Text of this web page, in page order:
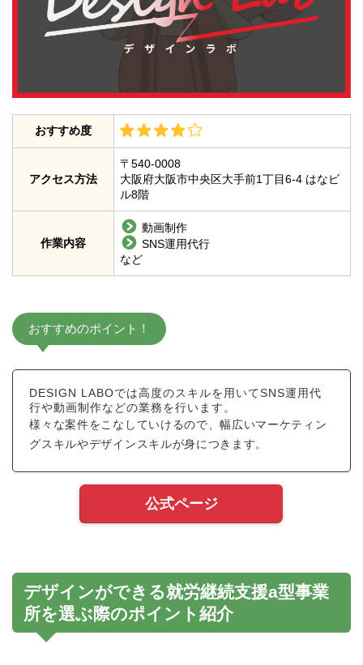
おすすめ度
アクセス方法
〒540-0008
大阪府大阪市中央区大手前1丁目6-4 はなビ
ル8階
作業内容
動画制作
SNS運用代行
など
おすすめのポイント！
DESIGN LABOでは高度のスキルを用いてSNS運用代
行や動画制作などの業務を行います。
様々な案件をこなしていけるので、幅広いマーケティン
グスキルやデザインスキルが身につきます。
公式ページ
デザインができる就労継続支援a型事業
所を選ぶ際のポイント紹介